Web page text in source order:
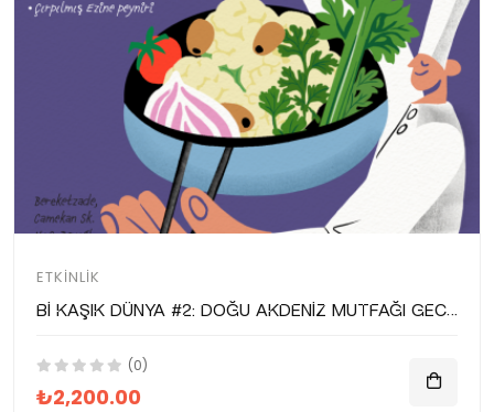
ETKINLIK
Bi Kaşık Dünya #2: Doğu Akdeniz Mutfağı Gecesi – Atlas Mühürdar x Postane
(0)
₺2,200.00